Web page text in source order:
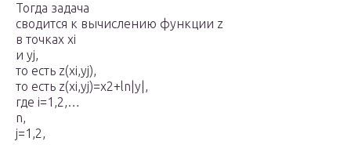
Тогда задача
сводится к вычислению функции z
в точках xi
и yj,
то есть z(xi,yj),
то есть z(xi,yj)=x2+ln|y|,
где i=1,2,…
n,
j=1,2,